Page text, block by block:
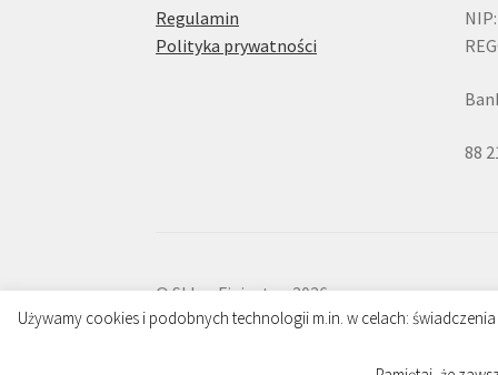
Regulamin
Polityka prywatności
88
© Sklep Fizjostep 2026
Polityka prywatności
Sklep Fizjostep.
Używamy cookies i podobnych technologii m.in. w celach: